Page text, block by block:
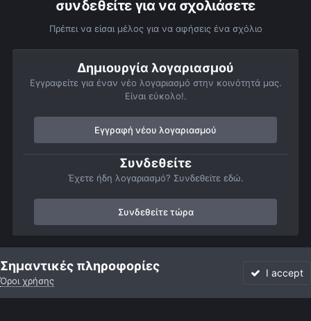
συνδεθείτε για να σχολιάσετε
Πρέπει να είσαι μέλος για να αφήσεις ένα σχόλιο
Δημιουργία λογαριασμού
Εγγραφείτε για έναν νέο λογαριασμό στην κοινότητά μας.
Είναι εύκολο!.
Εγγραφή νέου λογαριασμού
Συνδεθείτε
Έχετε ήδη λογαριασμό? Συνδεθείτε εδώ.
Συνδεθείτε τώρα
Αρχή Αστροφωτογραφίες Member Albums
Σημαντικές πληροφορίες
Όροι χρήσης
I accept
Forum